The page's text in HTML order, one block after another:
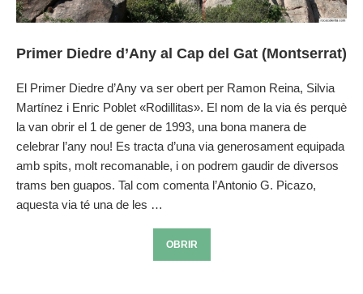
Primer Diedre d’Any al Cap del Gat (Montserrat)
El Primer Diedre d’Any va ser obert per Ramon Reina, Silvia
Martínez i Enric Poblet «Rodillitas». El nom de la via és perquè
la van obrir el 1 de gener de 1993, una bona manera de
celebrar l’any nou! Es tracta d’una via generosament equipada
amb spits, molt recomanable, i on podrem gaudir de diversos
trams ben guapos. Tal com comenta l’Antonio G. Picazo,
aquesta via té una de les …
OBRIR